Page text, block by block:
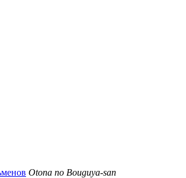
Otona no Bouguya-san